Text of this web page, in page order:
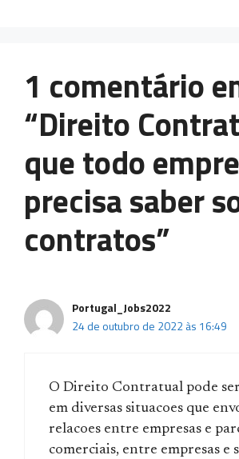
1 comentário
“Direito
que todo
precisa saber
contratos”
Portugal_Jobs2022
24 de outubro de 2022 às 16:49
O Direito Contratual pode
em diversas situacoes que
relacoes entre empresas e
comerciais, entre empresas e